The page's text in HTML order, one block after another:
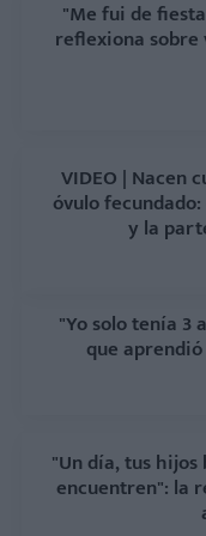
"Me fui de
reflexiona sobre
VIDEO | Nacen
óvulo
y la
"Yo solo tenía 3
que
"Un día, tus
encuentren": la